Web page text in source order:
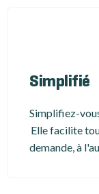
Simplifié
Simplifiez-
Elle facilite
demande, à